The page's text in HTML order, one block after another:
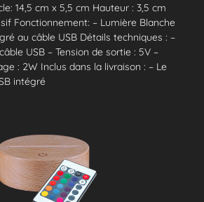
14,5 cm x 5,5 cm Hauteur : 3,5 cm
Fonctionnement: – Lumière Blanche
au câble USB Détails techniques : –
USB – Tension de sortie : 5V –
: 2W Inclus dans la livraison : – Le
intégré